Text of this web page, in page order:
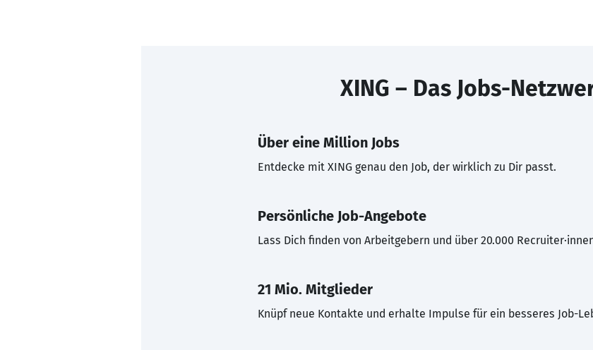
XING – Das Jobs-
Über eine Million Jobs
Entdecke mit XING genau den Job, der wirklich zu Dir passt.
Persönliche Job-Angebote
Lass Dich finden von Arbeitgebern und über 20.000
21 Mio. Mitglieder
Knüpf neue Kontakte und erhalte Impulse für ein besseres Job-